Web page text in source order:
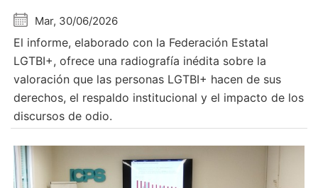
Mar, 30/06/2026
El informe, elaborado con la Federación Estatal
LGTBI+, ofrece una radiografía inédita sobre la
valoración que las personas LGTBI+ hacen de sus
derechos, el respaldo institucional y el impacto de los
discursos de odio.